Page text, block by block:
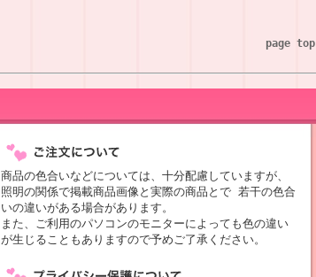
page top
商品の色合いなどについては、十分配慮していますが、
照明の関係で掲載商品画像と実際の商品とで 若干の色合
いの違いがある場合があります。
また、ご利用のパソコンのモニターによっても色の違い
が生じることもありますので予めご了承ください。